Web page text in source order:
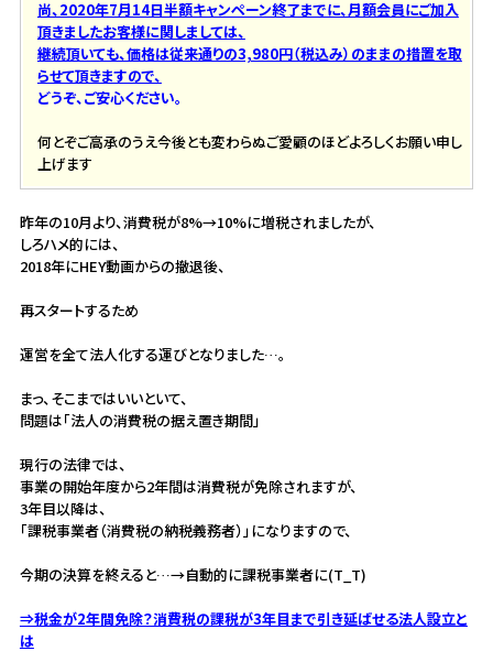
尚、2020年7月14日半額キャンペーン終了までに、月額会員にご加入
頂きましたお客様に関しましては、
継続頂いても、価格は従来通りの3,980円（税込み）のままの措置を取
らせて頂きますので、
どうぞ、ご安心ください。
何とぞご高承のうえ今後とも変わらぬご愛顧のほどよろしくお願い申し
上げます
昨年の10月より、消費税が8%→10%に増税されましたが、
しろハメ的には、
2018年にHEY動画からの撤退後、
再スタートするため
運営を全て法人化する運びとなりました…。
まっ、そこまではいいといて、
問題は「法人の消費税の据え置き期間」
現行の法律では、
事業の開始年度から2年間は消費税が免除されますが、
3年目以降は、
「課税事業者（消費税の納税義務者）」になりますので、
今期の決算を終えると…→自動的に課税事業者に(T_T)
⇒税金が2年間免除？消費税の課税が3年目まで引き延ばせる法人設立と
は